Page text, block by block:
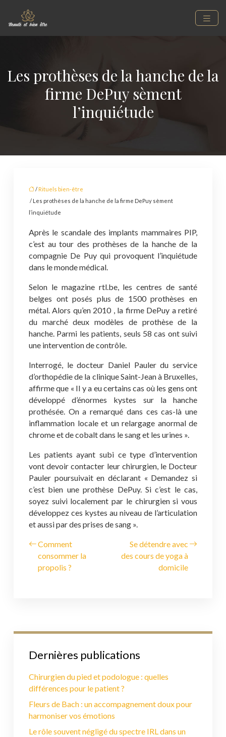
Les prothèses de la hanche de la
firme DePuy sèment
l’inquiétude
/ Rituels bien-être
/ Les prothèses de la hanche de la firme DePuy sèment
l’inquiétude
Après le scandale des implants mammaires PIP,
c’est au tour des prothèses de la hanche de la
compagnie De Puy qui provoquent l’inquiétude
dans le monde médical.
Selon le magazine rtl.be, les centres de santé
belges ont posés plus de 1500 prothèses en
métal. Alors qu’en 2010 , la firme DePuy a retiré
du marché deux modèles de prothèse de la
hanche. Parmi les patients, seuls 58 cas ont suivi
une intervention de contrôle.
Interrogé, le docteur Daniel Pauler du service
d’orthopédie de la clinique Saint-Jean à Bruxelles,
affirme que « Il y a eu certains cas où les gens ont
développé d’énormes kystes sur la hanche
prothésée. On a remarqué dans ces cas-là une
inflammation locale et un relargage anormal de
chrome et de cobalt dans le sang et les urines ».
Les patients ayant subi ce type d’intervention
vont devoir contacter leur chirurgien, le Docteur
Pauler poursuivait en déclarant « Demandez si
c’est bien une prothèse DePuy. Si c’est le cas,
soyez suivi localement par le chirurgien si vous
développez ces kystes au niveau de l’articulation
et aussi par des prises de sang ».
Comment
consommer la
propolis ?
Se détendre avec
des cours de yoga à
domicile
Dernières publications
Chirurgien du pied et podologue : quelles
différences pour le patient ?
Fleurs de Bach : un accompagnement doux pour
harmoniser vos émotions
Le rôle souvent négligé du spectre IRL dans un